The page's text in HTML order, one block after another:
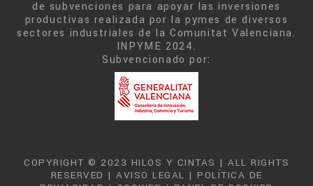
de subvenciones para apoyar las inversiones
productivas realizada por la pymes de diversos
sectores industriales de la Comunitat Valenciana.
INPYME 2024.
Subvencionado por:
COPYRIGHT © 2023 HILOS Y CINTAS | ALL RIGHTS
RESERVED | AVISO LEGAL | POLÍTICA DE